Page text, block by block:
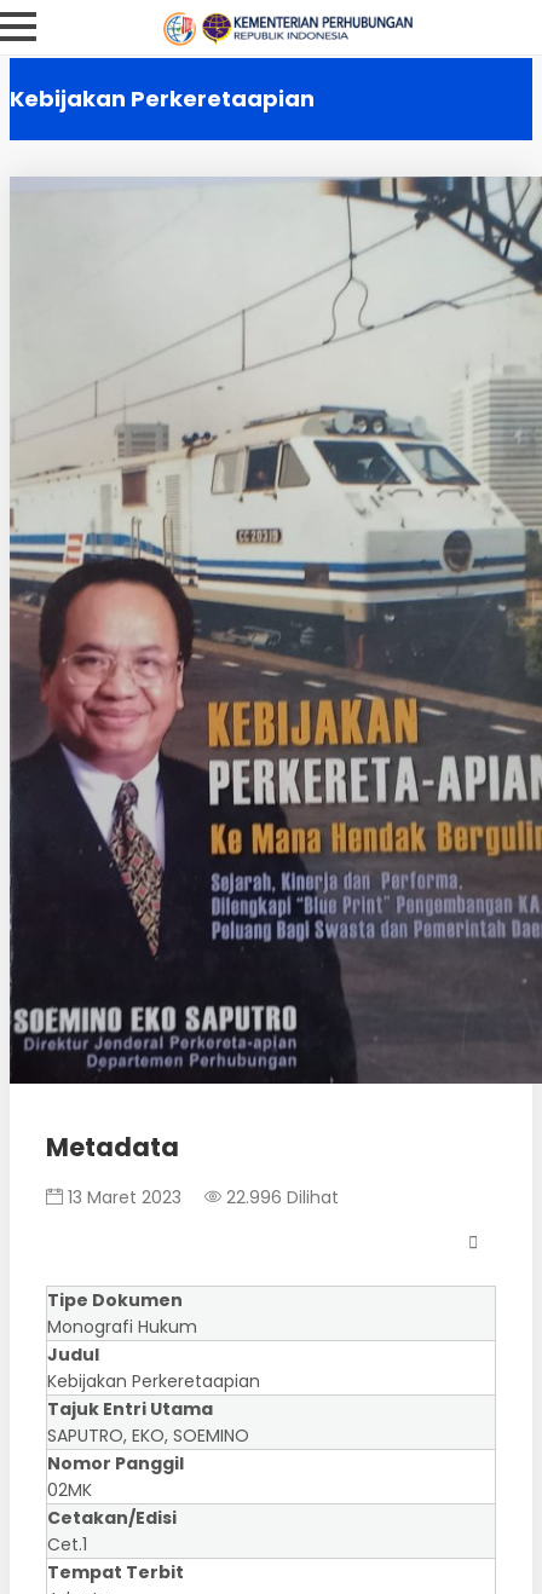
Kebijakan Perkeretaapian
Metadata
13 Maret 2023 22.996 Dilihat
Tipe Dokumen
Monografi Hukum
Judul
Kebijakan Perkeretaapian
Tajuk Entri Utama
SAPUTRO, EKO, SOEMINO
Nomor Panggil
02MK
Cetakan/Edisi
Cet.1
Tempat Terbit